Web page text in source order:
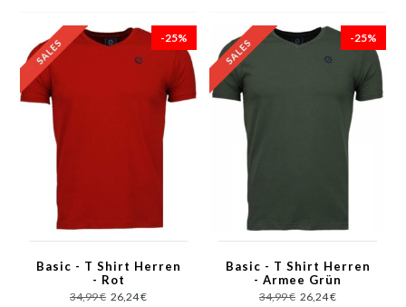
-25%
Basic - T Shirt Herren
- Rot
34,99 € 26,24 €
-25%
Basic - T Shirt Herren
- Armee Grün
34,99 € 26,24 €